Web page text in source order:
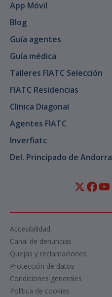
App Móvil
Blog
Guía agentes
Guía médica
Talleres FIATC Selección
FIATC Residencias
Clínica Diagonal
Agentes FIATC
Inverfiatc
Del. Principado de Andorra
Política de cookies
Condiciones generales
Protección de datos
Quejas y reclamaciones
Canal de denuncias
Accesibilidad